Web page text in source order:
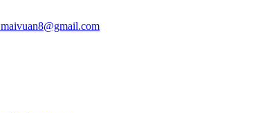
maivuan8@gmail.com